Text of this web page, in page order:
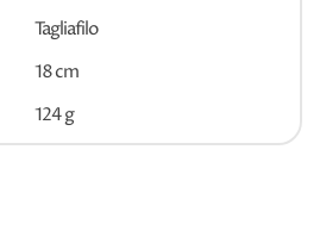
Tagliafilo
18 cm
124 g